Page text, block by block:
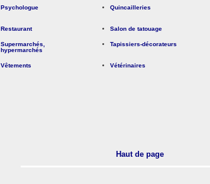
Psychologue Quincailleries
Restaurant Salon de tatouage
Supermarchés,
hypermarchés
Tapissiers-décorateurs
Vêtements Vétérinaires
Haut de page